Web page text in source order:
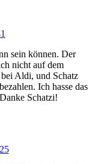
sein können. Der
nicht auf dem
Aldi, und Schatz
Ich hasse das
Schatzi!